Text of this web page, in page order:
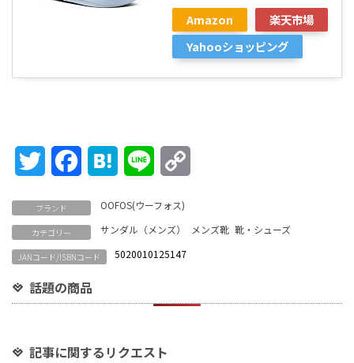
Amazon
楽天市場
Yahooショッピング
Twitter FacebookHatena Line
ブランド OOFOS(ウーフォス)
カテゴリー サンダル（メンズ） メンズ靴 靴・シューズ
JANコード/ISBNコード 5020010125147
話題の商品
記事に関するリクエスト